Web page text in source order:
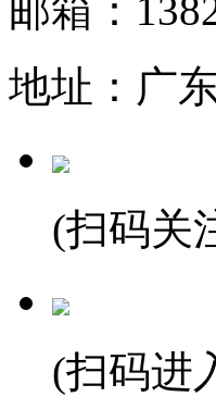
邮箱：
地址：广
(扫码关
(扫码进